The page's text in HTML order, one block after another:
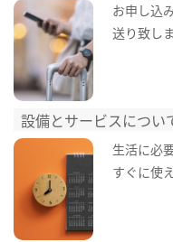
お申し込
送り致しま
設備とサービスについ
生活に必
すぐに使